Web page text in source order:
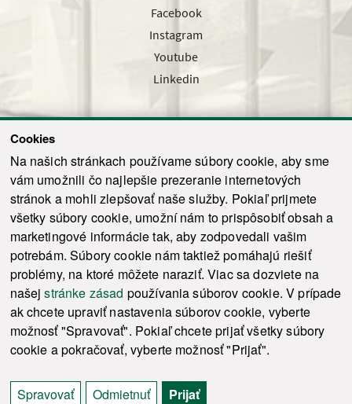
Cookies
Na našich stránkach používame súbory cookie, aby sme
vám umožnili čo najlepšie prezeranie internetových
stránok a mohli zlepšovať naše služby. Pokiaľ prijmete
všetky súbory cookie, umožní nám to prispôsobiť obsah a
marketingové informácie tak, aby zodpovedali vašim
potrebám. Súbory cookie nám taktiež pomáhajú riešiť
problémy, na ktoré môžete naraziť. Viac sa dozviete na
našejstránke zásad používania súborov cookie. V prípade
ak chcete upraviť nastavenia súborov cookie, vyberte
možnosť "Spravovať". Pokiaľ chcete prijať všetky súbory
cookie a pokračovať, vyberte možnosť "Prijať".
Spravovať Odmietnuť Prijať
Facebook
Instagram
Youtube
Linkedin
Odoslať
© 2021-2026 ku.sk. Všetky práva vyhradené. | Ochrana osobných údajov
Vyhlásenie o prístupnosti |
Admin
This site is protected by reCAPTCHA and the Google Privacy Policy and Terms of
Service
apply.